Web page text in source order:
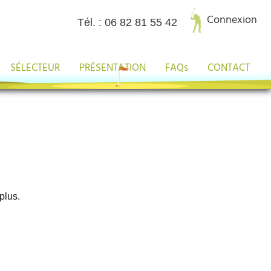
Tél. : 06 82 81 55 42 Connexion
SÉLECTEUR PRÉSENTATION FAQs CONTACT